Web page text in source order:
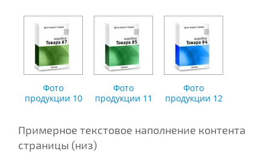
Фото
продукции 10
Фото
продукции 11
Фото
продукции 12
Примерное текстовое наполнение контента
страницы (низ)